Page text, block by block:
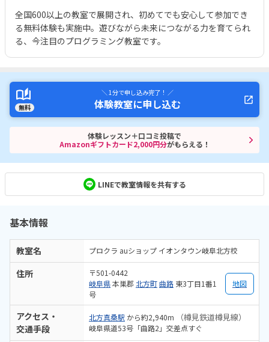
全国600以上の教室で展開され、初めてでも安心して参加でき
る無料体験も実施中。遊びながら未来につながる力を育てられ
る、今注目のプログラミング教室です。
無料
＼ 1分で申し込み完了！ ／
体験教室に申し込む
体験レッスン＋口コミ投稿で
Amazonギフトカード2,000円分がもらえる！
LINEで教室情報を共有する
基本情報
教室名 プロクラ auショップ イオンタウン岐阜北方校
住所
〒501-0442
岐阜県本巣郡 北方町曲路 東3丁目1番1
号
地図
アクセス・
交通手段
北方真桑駅 から約2,940m （樽見鉄道樽見線）
岐阜県道53号「曲路2」交差点すぐ